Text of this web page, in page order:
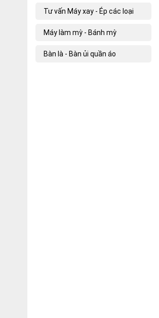
Tư vấn Máy xay - Ép các loại
Máy làm mỳ - Bánh mỳ
Bàn là - Bàn ủi quần áo